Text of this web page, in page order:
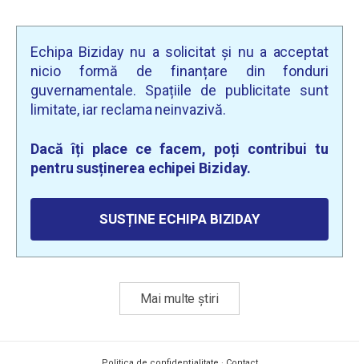
Echipa Biziday nu a solicitat și nu a acceptat
nicio formă de finanțare din fonduri
guvernamentale. Spațiile de publicitate sunt
limitate, iar reclama neinvazivă.
Dacă îți place ce facem, poți contribui tu
pentru susținerea echipei Biziday.
SUSȚINE ECHIPA BIZIDAY
Mai multe știri